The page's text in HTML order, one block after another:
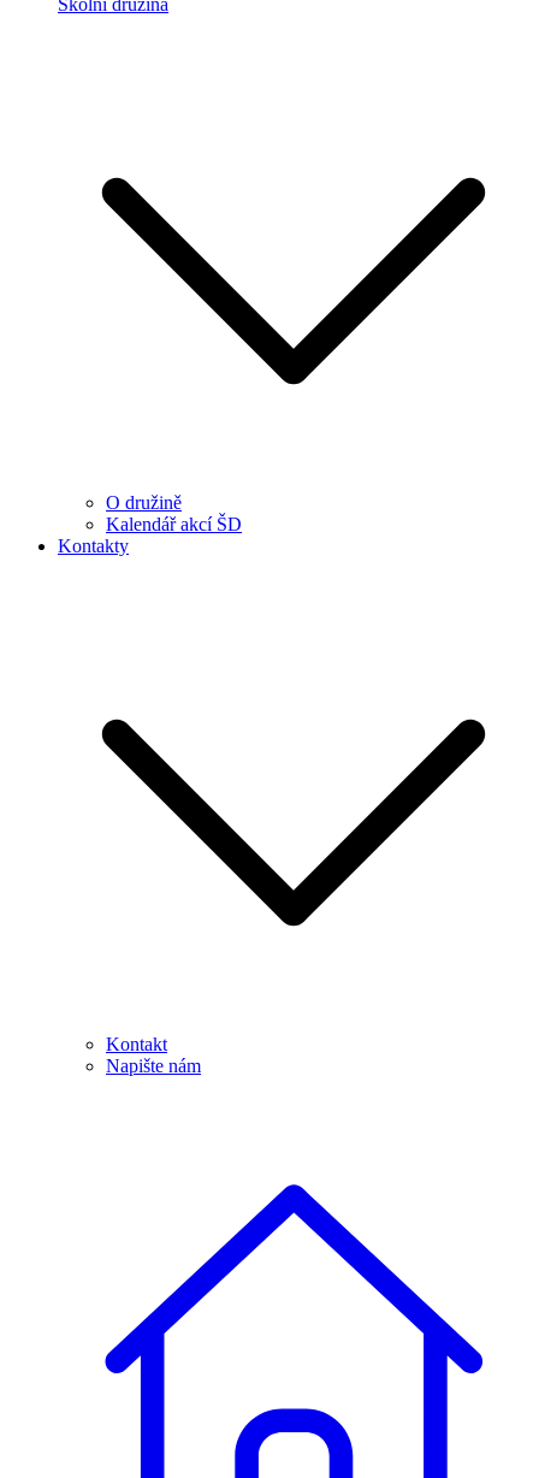
Školní družina
O družině
Kalendář akcí ŠD
Kontakty
Kontakt
Napište nám